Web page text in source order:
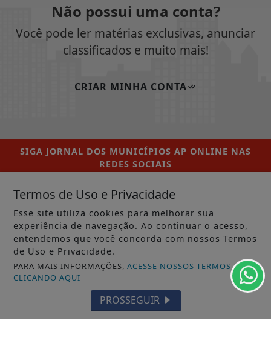
Não possui uma conta?
Você pode ler matérias exclusivas, anunciar
classificados e muito mais!
CRIAR MINHA CONTA
SIGA JORNAL DOS MUNICÍPIOS AP ONLINE NAS
REDES SOCIAIS
/ NOTÍCIAS
MUNICÍPIOS GERAL
MACAPÁ
LARANJAL DO JARI
Termos de Uso e Privacidade
Esse site utiliza cookies para melhorar sua
experiência de navegação. Ao continuar o acesso,
entendemos que você concorda com nossos Termos
de Uso e Privacidade.
PARA MAIS INFORMAÇÕES,ACESSE NOSSOS TERMOS
CLICANDO AQUI
PROSSEGUIR